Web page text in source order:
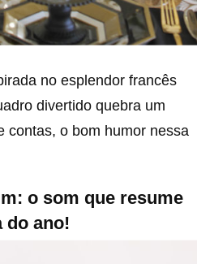
no esplendor francês
divertido quebra um
contas, o bom humor nessa
o som que resume
do ano!